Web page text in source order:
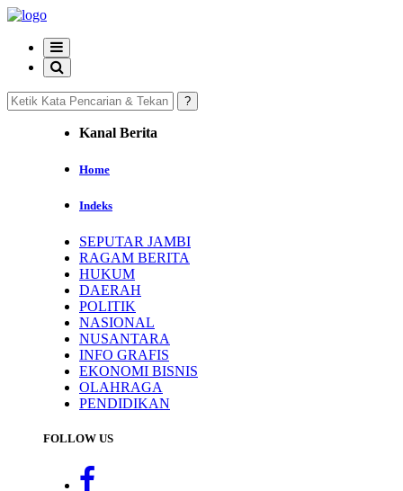
Kanal Berita
Home
Indeks
SEPUTAR JAMBI
RAGAM BERITA
HUKUM
DAERAH
POLITIK
NASIONAL
NUSANTARA
INFO GRAFIS
EKONOMI BISNIS
OLAHRAGA
PENDIDIKAN
FOLLOW US